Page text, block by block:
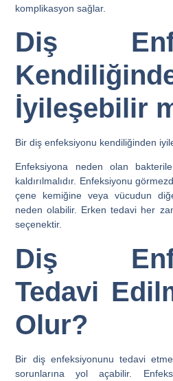
komplikasyon sağlar.
Diş
İyileşebilir
Bir diş enfeksiyonu kendiliğinden
Enfeksiyona neden olan
kaldırılmalıdır. Enfeksiyonu
çene kemiğine veya vücudun
neden olabilir. Erken tedavi her
seçenektir.
Diş
Tedavi
Olur?
Bir diş enfeksiyonunu tedavi
sorunlarına yol açabilir.